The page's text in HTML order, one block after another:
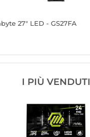
27" LED - GS27FA
I PIÙ VENDUTI